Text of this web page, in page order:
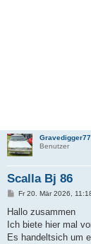
Gravedigger77
Benutzer
Scalla Bj 86
B
i
r
a
Fr 20. Mär 2026,
Hallo zusammen
Ich biete hier mal
Es handeltsich um